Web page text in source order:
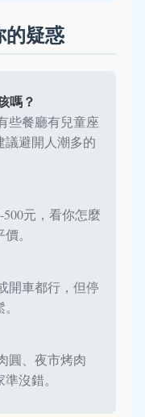
的疑惑
嗎？
些餐廳有兒童座
議避開人潮多的
元，看你怎麼
。
開車都行，但停
圓、夜市烤肉
沒錯。